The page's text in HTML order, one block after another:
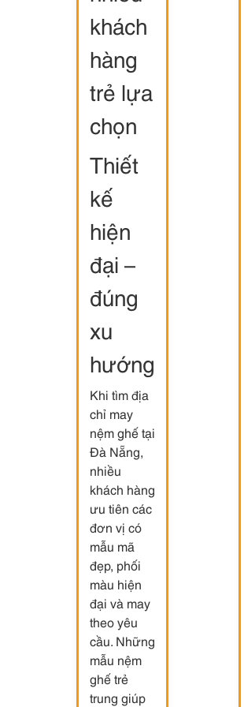
khách
hàng
trẻ lựa
chọn
Thiết
kế
hiện
đại –
đúng
xu
hướng
Khi tìm địa
chỉ may
nệm ghế tại
Đà Nẵng,
nhiều
khách hàng
ưu tiên các
đơn vị có
mẫu mã
đẹp, phối
màu hiện
đại và may
theo yêu
cầu. Những
mẫu nệm
ghế trẻ
trung giúp